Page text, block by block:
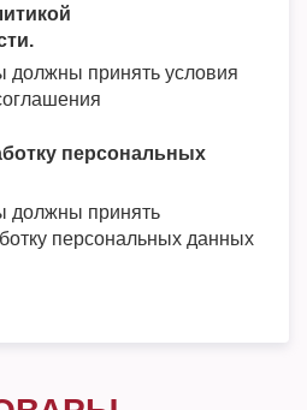
принять условия
персональных
должны принять
персональных данных